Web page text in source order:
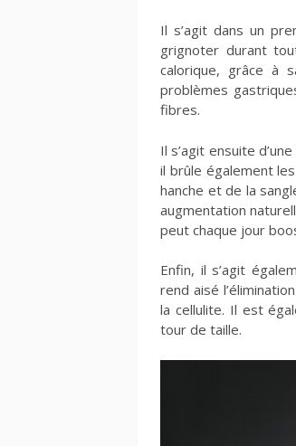
Il s’agit dans un
grignoter durant
calorique, grâce à
problèmes
fibres.
Il s’agit ensuite
il brûle également
hanche et de la
augmentation
peut chaque jour
Enfin, il s’agit
rend aisé
la cellulite. Il est
tour de taille.